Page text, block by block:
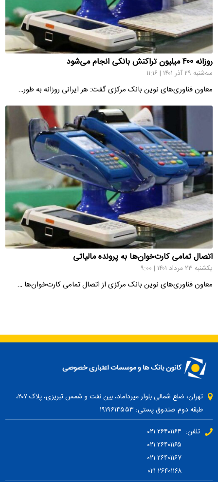
روزانه ۴۰۰ میلیون تراکنش بانکی انجام می‌شود
سه‌شنبه ۲۹ آذر ۱۴۰۱ | ۱۱:۱۶
معاون فناوری‌های نوین بانک مرکزی گفت: هر ایرانی روزانه به طور…
اتصال تمامی کارت‌خوان‌ها به پرونده مالیاتی
یکشنبه ۲۳ مرداد ۱۴۰۱ | ۹:۰۰
معاون فناوری‌های نوین بانک مرکزی از اتصال تمامی کارت‌خوان‌ها …
تهران، ضلع شمالی بلوار میرداماد، بین نفت و شمس تبریزی، پلاک ۲۰۷،
طبقه دوم صندوق پستی: ۱۹۱۹۶۱۴۵۵۳
تلفن: ۲۶۴۰۱۱۶۴ ۰۲۱
۲۶۴۰۱۱۶۷ ۰۲۱
۲۶۴۰۱۱۶۸ ۰۲۱